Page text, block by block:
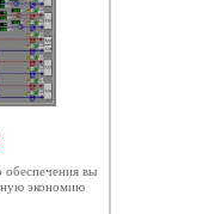
вы
экономию